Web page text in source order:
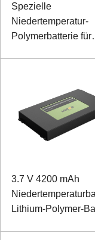
Spezielle
Niedertemperatur-
Polymerbatterie für
3.7 V 4200 mAh
Lithium-Polymer-